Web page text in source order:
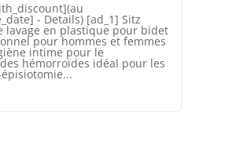
- Details) [ad_1] Sitz
lavage en plastique pour bidet
pour hommes et femmes
intime pour le
hémorroïdes idéal pour les